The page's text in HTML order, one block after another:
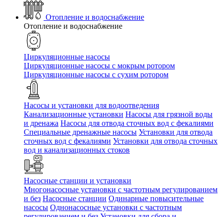
Отопление и водоснабжение
Отопление и водоснабжение
Циркуляционные насосы
Циркуляционные насосы с мокрым ротором
Циркуляционные насосы с сухим ротором
Насосы и установки для водоотведения
Канализационные установки Насосы для грязной воды
и дренажа Насосы для отвода сточных вод c фекалиями
Специальные дренажные насосы Установки для отвода
сточных вод c фекалиями Установки для отвода сточных
вод и канализационных стоков
Насосные станции и установки
Многонасосные установки с частотным регулированием
и без Насосные станции Одинарные повысительные
насосы Однонасосные установки с частотным